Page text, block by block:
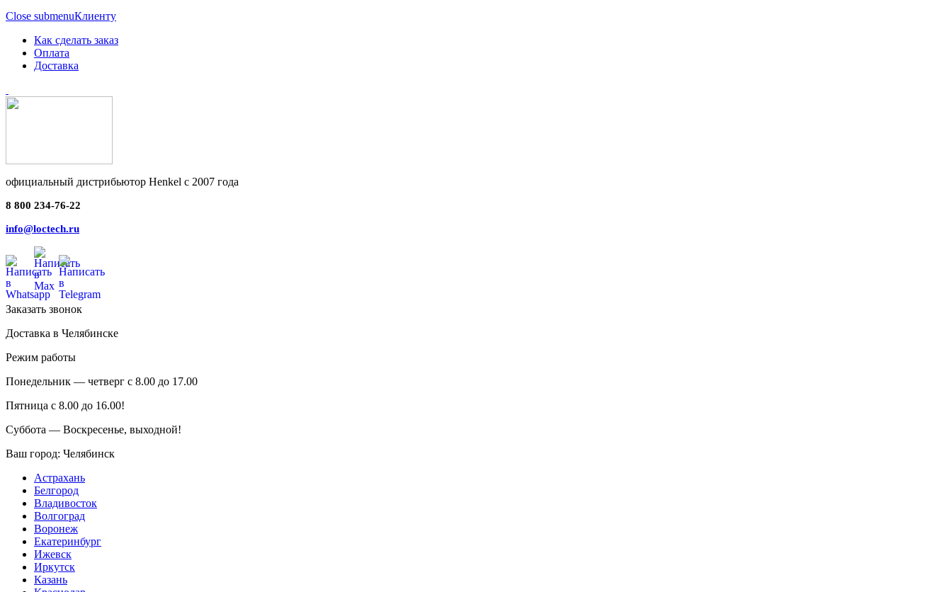
Close submenuКлиенту
Как сделать заказ
Оплата
Доставка
официальный дистрибьютор Henkel с 2007 года
8 800 234-76-22
info@loctech.ru
Заказать звонок
Доставка в Челябинске
Режим работы
Понедельник — четверг с 8.00 до 17.00
Пятница с 8.00 до 16.00!
Суббота — Воскресенье, выходной!
Ваш город: Челябинск
Астрахань
Белгород
Владивосток
Волгоград
Воронеж
Екатеринбург
Ижевск
Иркутск
Казань